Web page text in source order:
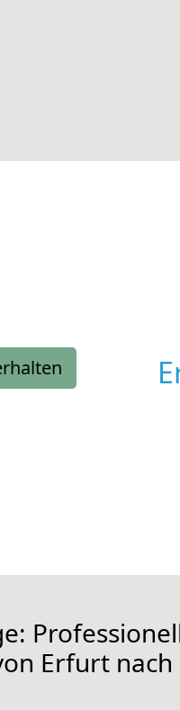
Erfurt nach